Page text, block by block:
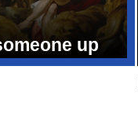
up